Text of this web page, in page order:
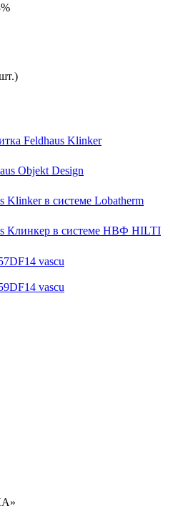
Feldhaus Klinker
Objekt Design
в системе Lobatherm
Клинкер в системе НВФ HILTI
vascu
vascu